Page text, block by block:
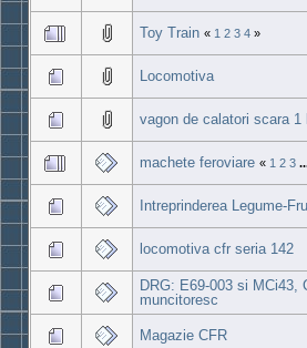
Toy Train « 1 2 3 4 »
Locomotiva
vagon de calatori scara 1
machete feroviare « 1 2 3
Intreprinderea Legume-
locomotiva cfr seria 142
DRG: E69-003 si MCi43,
muncitoresc
Magazie CFR